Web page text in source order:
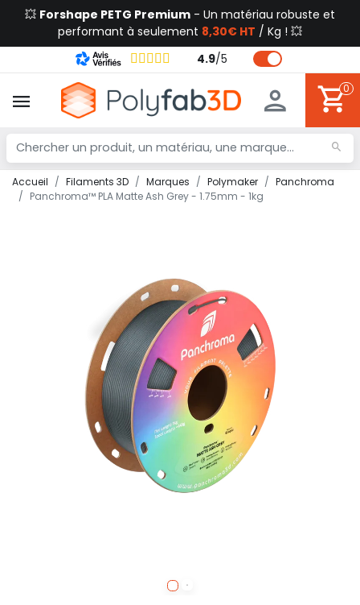
💥 Forshape PETG Premium - Un matériau robuste et
performant à seulement 8,30€ HT / Kg ! 💥
4.9/5
0
Accueil Filaments 3D Marques Polymaker
Panchroma
Panchroma™ PLA Matte Ash Grey - 1.75mm - 1kg